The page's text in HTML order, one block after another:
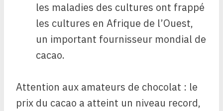
les maladies des cultures ont frappé
les cultures en Afrique de l’Ouest,
un important fournisseur mondial de
cacao.
Attention aux amateurs de chocolat : le
prix du cacao a atteint un niveau record,